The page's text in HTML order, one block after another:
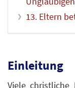
13. Eltern
Einleitung
Viele